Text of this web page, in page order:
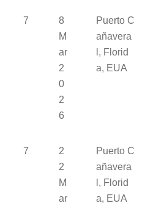
7
8
M
ar
2
0
2
6
Puerto C
añavera
l, Florid
a, EUA
7
2
2
M
ar
Puerto C
añavera
l, Florid
a, EUA